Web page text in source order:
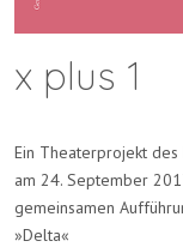
x plus 1
Ein Theaterprojekt des
am 24. September
gemeinsamen
»Delta«